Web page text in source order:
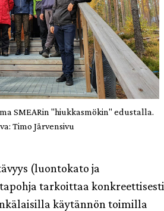
SMEARin "hiukkasmökin" edustalla.
Timo Järvensivu
(luontokato ja
tarkoittaa konkreettisesti
käytännön toimilla